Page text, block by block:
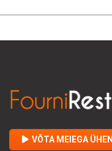
VÕTA MEIEGA